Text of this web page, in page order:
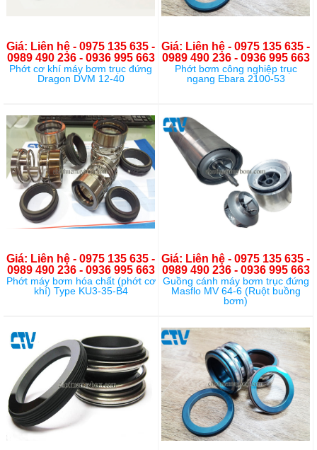
Giá: Liên hệ - 0975 135 635 -
0989 490 236 - 0936 995 663
Phớt cơ khí máy bơm trục đứng
Dragon DVM 12-40
Giá: Liên hệ - 0975 135 635 -
0989 490 236 - 0936 995 663
Phớt bơm công nghiệp trục
ngang Ebara 2100-53
Giá: Liên hệ - 0975 135 635 -
0989 490 236 - 0936 995 663
Phớt máy bơm hóa chất (phớt cơ
khí) Type KU3-35-B4
Giá: Liên hệ - 0975 135 635 -
0989 490 236 - 0936 995 663
Guồng cánh máy bơm trục đứng
Masflo MV 64-6 (Ruột buồng
bơm)